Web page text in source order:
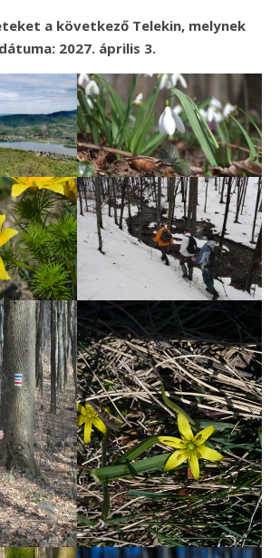
a következő Telekin, melynek
dátuma: 2027. április 3.